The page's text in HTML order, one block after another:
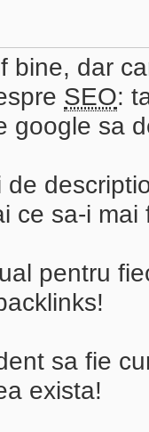
bine, dar
SEO:
google sa
de
ce sa-i mai
pentru
sa fie
exista!